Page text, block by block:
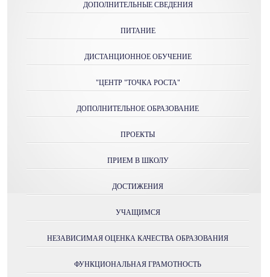
ДОПОЛНИТЕЛЬНЫЕ СВЕДЕНИЯ
ПИТАНИЕ
ДИСТАНЦИОННОЕ ОБУЧЕНИЕ
"ЦЕНТР "ТОЧКА РОСТА"
ДОПОЛНИТЕЛЬНОЕ ОБРАЗОВАНИЕ
ПРОЕКТЫ
ПРИЕМ В ШКОЛУ
ДОСТИЖЕНИЯ
УЧАЩИМСЯ
НЕЗАВИСИМАЯ ОЦЕНКА КАЧЕСТВА ОБРАЗОВАНИЯ
ФУНКЦИОНАЛЬНАЯ ГРАМОТНОСТЬ